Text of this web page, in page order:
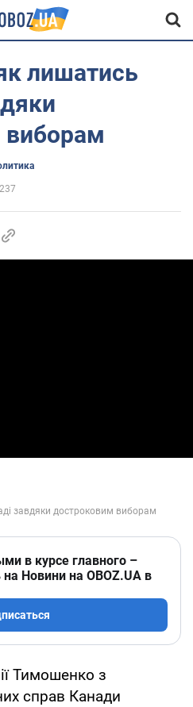
лишатись
237
в курсе главного –
Новини на OBOZ.UA в
Тимошенко з
справ Канади